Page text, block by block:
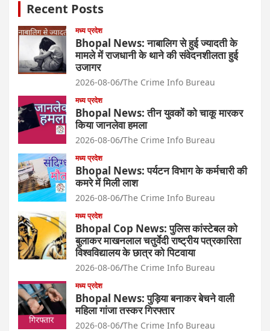
Recent Posts
मध्य प्रदेश
Bhopal News: नाबालिग से हुई ज्यादती के
मामले में राजधानी के थाने की संवेदनशीलता हुई
उजागर
2026-08-06 The Crime Info Bureau
मध्य प्रदेश
Bhopal News: तीन युवकों को चाकू मारकर
किया जानलेवा हमला
2026-08-06 The Crime Info Bureau
मध्य प्रदेश
Bhopal News: पर्यटन विभाग के कर्मचारी की
कमरे में मिली लाश
2026-08-06 The Crime Info Bureau
मध्य प्रदेश
Bhopal Cop News: पुलिस कांस्टेबल को
बुलाकर माखनलाल चतुर्वेदी राष्ट्रीय पत्रकारिता
विश्वविद्यालय के छात्र को पिटवाया
2026-08-06 The Crime Info Bureau
मध्य प्रदेश
Bhopal News: पुड़िया बनाकर बेचने वाली
महिला गांजा तस्कर गिरफ्तार
2026-08-06 The Crime Info Bureau